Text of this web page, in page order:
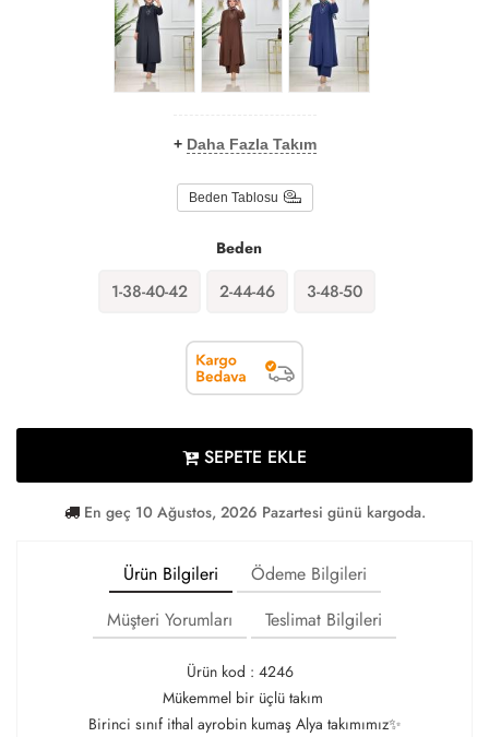
+ Daha Fazla Takım
Beden Tablosu
Beden
1-38-40-42 2-44-46 3-48-50
SEPETE EKLE
En geç 10 Ağustos, 2026 Pazartesi günü kargoda.
Ürün Bilgileri
Ödeme Bilgileri
Müşteri Yorumları
Teslimat Bilgileri
Ürün kod : 4246
Mükemmel bir üçlü takım
Birinci sınıf ithal ayrobin kumaş Alya takımımız✨